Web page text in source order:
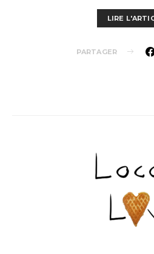
LIRE
PARTAGER